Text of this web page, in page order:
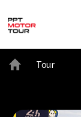
대
메
뉴
Tour